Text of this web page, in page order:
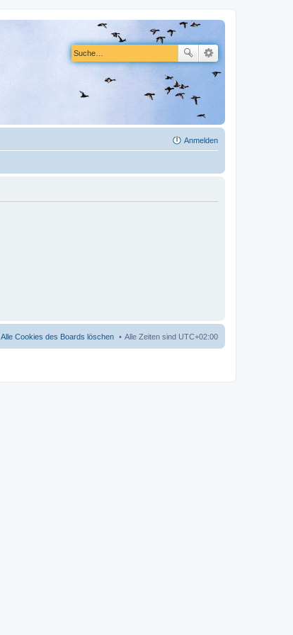
Anmelden
Alle Zeiten sind UTC+02:00
Alle Cookies des Boards löschen